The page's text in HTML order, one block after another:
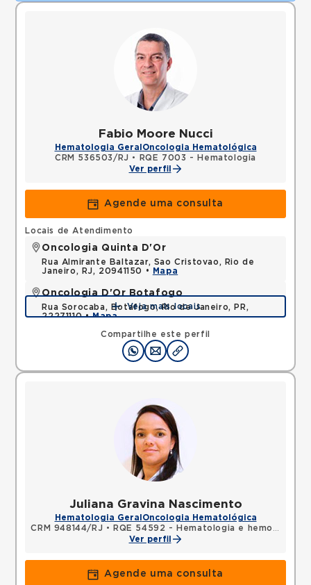
Fabio Moore Nucci
Hematologia Geral Oncologia Hematológica
CRM 536503/RJ •
RQE 7003 - Hematologia
Ver perfil
Agende uma consulta
Compartilhe este perfil
Locais de Atendimento
Oncologia Quinta D'Or
Rua Almirante Baltazar, Sao Cristovao, Rio de
Janeiro, RJ, 20941150 •
Mapa
Oncologia D'Or Botafogo
Rua Sorocaba, Botafogo, Rio de Janeiro, PR,
22271110 •Mapa
Veja mais locais
Juliana Gravina Nascimento
Hematologia Geral Oncologia Hematológica
CRM 948144/RJ • RQE 54592 - Hematologia e hemoterapia
Ver perfil
Agende uma consulta